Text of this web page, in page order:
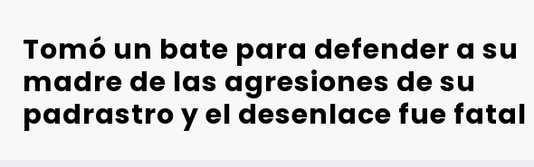
Tomó un bate para defender a su
madre de las agresiones de su
padrastro y el desenlace fue fatal